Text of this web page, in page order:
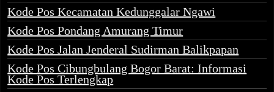
Kode Pos Kecamatan Kedunggalar Ngawi
Kode Pos Pondang Amurang Timur
Kode Pos Jalan Jenderal Sudirman Balikpapan
Kode Pos Cibungbulang Bogor Barat: Informasi
Kode Pos Terlengkap